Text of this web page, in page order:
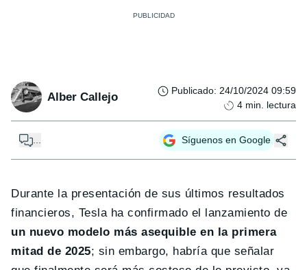
Alber Callejo Publicado: 24/10/2024 09:59
4 min. lectura
... Síguenos en Google
Durante la presentación de sus últimos resultados
financieros, Tesla ha confirmado el lanzamiento de
un nuevo modelo más asequible en la primera
mitad de 2025; sin embargo, habría que señalar